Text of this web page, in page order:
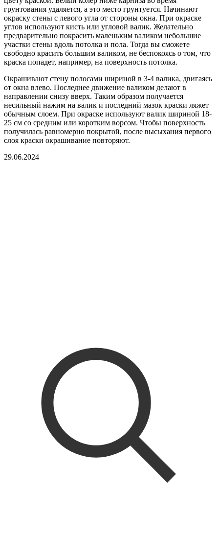
грунтования удаляется, а это место грунтуется. Начинают
окраску стены с левого угла от стороны окна. При окраске
углов используют кисть или угловой валик. Желательно
предварительно покрасить маленьким валиком небольшие
участки стены вдоль потолка и пола. Тогда вы сможете
свободно красить большим валиком, не беспокоясь о том, что
краска попадет, например, на поверхность потолка.
Окрашивают стену полосами шириной в 3-4 валика, двигаясь
от окна влево. Последнее движение валиком делают в
направлении снизу вверх. Таким образом получается
несильный нажим на валик и последний мазок краски ляжет
обычным слоем. При окраске используют валик шириной 18-
25 см со средним или коротким ворсом. Чтобы поверхность
получилась равномерно покрытой, после высыхания первого
слоя краски окрашивание повторяют.
29.06.2024